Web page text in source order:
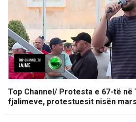
Top Channel/ Protesta e 67-të në
fjalimeve, protestuesit nisën